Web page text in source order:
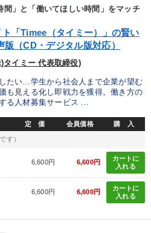
間」と「働いてほしい時間」をマッチ
ト「Timee（タイミー）」の賢い
版（CD・デジタル版対応）
イミー 代表取締役)
たい…学生から社会人まで企業が望む
も見える化し即戦力を獲得。働き方の
る人材募集サービス ...
定 価 会員価格 購 入
す）
6,600円 6,600円
カートに
入れる
6,600円 6,600円
カートに
入れる